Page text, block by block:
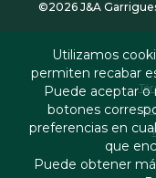
©2026 J&A
Utilizamos
permiten recabar
Puede aceptar o
botones
preferencias en
que
Puede obtener